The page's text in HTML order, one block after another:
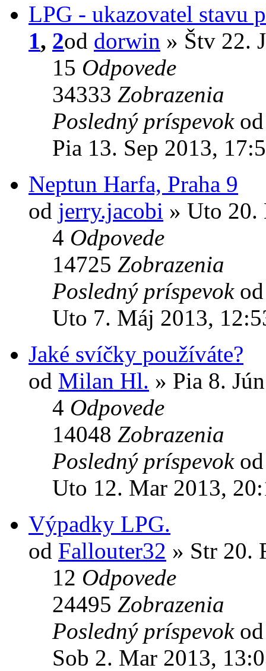
LPG - ukazovatel stavu
1, 2od dorwin » Štv 22.
15 Odpovede
34333 Zobrazenia
Posledný príspevok
Pia 13. Sep 2013,
Neptun Harfa, Praha 9
od jerry.jacobi » Uto 20.
4 Odpovede
14725 Zobrazenia
Posledný príspevok
Uto 7. Máj 2013,
Jaké svíčky používáte?
od Milan Hl. » Pia 8.
4 Odpovede
14048 Zobrazenia
Posledný príspevok
Uto 12. Mar 2013,
Výpadky LPG.
od Fallouter32 » Str 20.
12 Odpovede
24495 Zobrazenia
Posledný príspevok
Sob 2. Mar 2013,